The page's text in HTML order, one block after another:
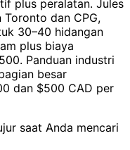
plus peralatan. Jules
Toronto dan CPG,
30–40 hidangan
plus biaya
Panduan industri
besar
dan $500 CAD per
saat Anda mencari